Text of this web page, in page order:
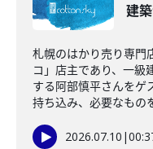
建築
札幌のはかり売り専門
コ」店主であり、一級
する阿部慎平さんをゲ
持ち込み、必要なもの
2026.07.10 |